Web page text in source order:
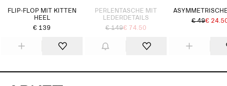
FLIP-FLOP MIT KITTEN
HEEL
€ 139
PERLENTASCHE MIT
LEDERDETAILS
€ 149€ 74.50
€ 49€